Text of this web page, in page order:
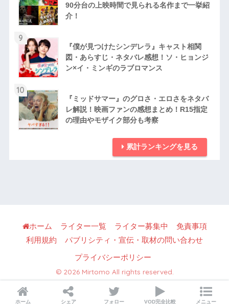
90分台の上映時間で見られる名作まで一挙紹
介！
9
『僕が見つけたシンデレラ』キャスト相関
図・あらすじ・ネタバレ感想！ソ・ヒョンジ
ン×イ・ミンギのラブロマンス
10
『ミッドサマー』のグロさ・エロさをネタバ
レ解説！映画ファンの感想まとめ！R15指定
の理由やモザイク部分も考察
累計ランキングを見る
ホーム ライター一覧 ライター募集中
免責事項
利用規約
パブリシティ・宣伝・取材の問い合わせ
プライバシーポリシー
© 2026 Mirtomo All rights reserved.
ホーム シェア フォロー VOD完全比較 メニュー